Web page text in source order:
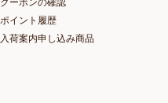
ポイント履歴
入荷案内申し込み商品